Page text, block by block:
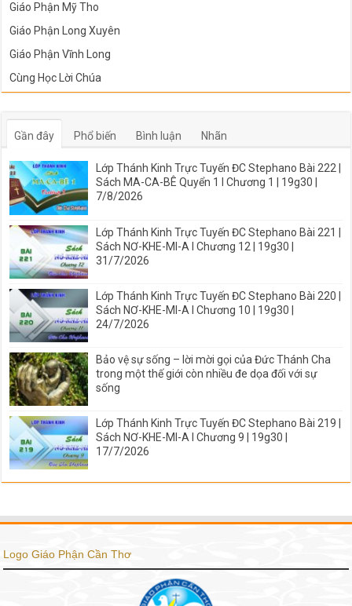
Giáo Phận Mỹ Tho
Giáo Phận Long Xuyên
Giáo Phận Vĩnh Long
Cùng Học Lời Chúa
Gần đây Phổ biến Bình luận Nhãn
Lớp Thánh Kinh Trực Tuyến ĐC Stephano Bài 222 |
Sách MA-CA-BÊ Quyển 1 I Chương 1 | 19g30 |
7/8/2026
Lớp Thánh Kinh Trực Tuyến ĐC Stephano Bài 221 |
Sách NƠ-KHE-MI-A I Chương 12 | 19g30 |
31/7/2026
Lớp Thánh Kinh Trực Tuyến ĐC Stephano Bài 220 |
Sách NƠ-KHE-MI-A I Chương 10 | 19g30 |
24/7/2026
Bảo vệ sự sống – lời mời gọi của Đức Thánh Cha
trong một thế giới còn nhiều đe dọa đối với sự
sống
Lớp Thánh Kinh Trực Tuyến ĐC Stephano Bài 219 |
Sách NƠ-KHE-MI-A I Chương 9 | 19g30 |
17/7/2026
Logo Giáo Phận Cần Thơ